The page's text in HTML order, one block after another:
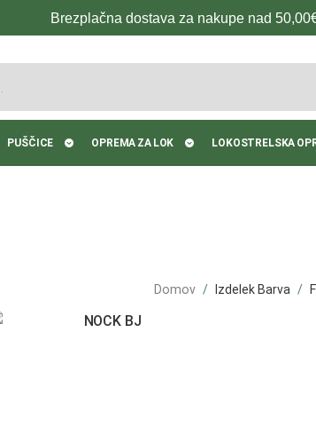
Brezplačna dostava za nakupe nad
PUŠČICE OPREMA ZA LOK LOKOSTRELSKA
Domov Izdelek Barva